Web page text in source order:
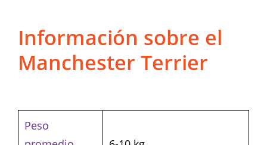
Información sobre el
Manchester Terrier
Peso